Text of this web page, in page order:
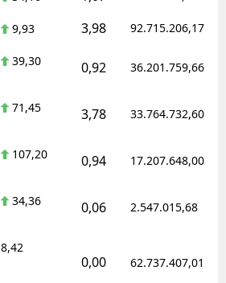
9,93 3,98 92.715.206,17
39,30 0,92 36.201.759,66
71,45 3,78 33.764.732,60
107,20 0,94 17.207.648,00
34,36 0,06 2.547.015,68
8,42
0,00 62.737.407,01